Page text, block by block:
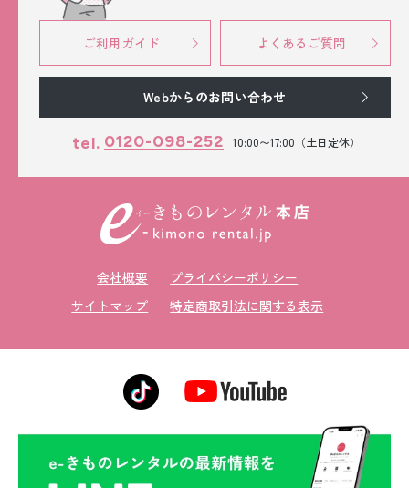
ご利用ガイド よくあるご質問
Webからのお問い合わせ
tel. 0120-098-252 10:00〜17:00（土日定休）
会社概要
プライバシーポリシー
サイトマップ
特定商取引法に関する表示